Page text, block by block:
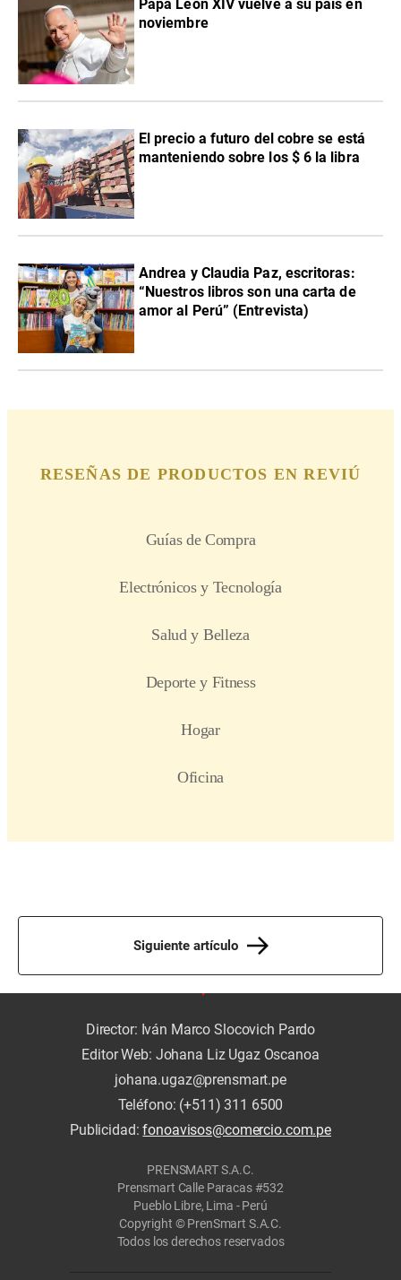
Papa León XIV vuelve a su país en
noviembre
El precio a futuro del cobre se está
manteniendo sobre los $ 6 la libra
Andrea y Claudia Paz, escritoras:
“Nuestros libros son una carta de
amor al Perú” (Entrevista)
Siguiente artículo
Director: Iván Marco Slocovich Pardo
Editor Web: Johana Liz Ugaz Oscanoa
johana.ugaz@prensmart.pe
Teléfono: (+511) 311 6500
Publicidad:fonoavisos@comercio.com.pe
PRENSMART S.A.C.
Prensmart Calle Paracas #532
Pueblo Libre, Lima - Perú
Copyright © PrenSmart S.A.C.
Todos los derechos reservados